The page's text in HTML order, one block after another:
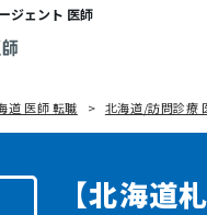
ジェント 医師
道 医師 転職 北海道/訪問診療
【北海道